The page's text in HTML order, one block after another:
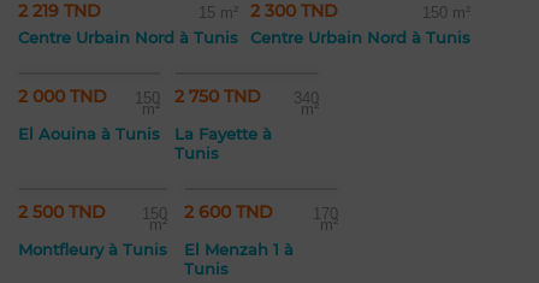
2 219 TND 15 m²
Centre Urbain Nord à Tunis
2 300 TND 150 m²
Centre Urbain Nord à Tunis
2 000 TND 150
m²
El Aouina à Tunis
2 750 TND 340
m²
La Fayette à
Tunis
2 500 TND 150
m²
Montfleury à Tunis
2 600 TND 170
m²
El Menzah 1 à
Tunis